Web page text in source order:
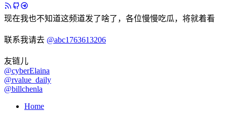
现在我也不知道这频道发了啥了，各位慢慢吃瓜，将就着看
联系我请去 @abc1763613206
友链儿
@cyberElaina
@rvalue_daily
@billchenla
Home